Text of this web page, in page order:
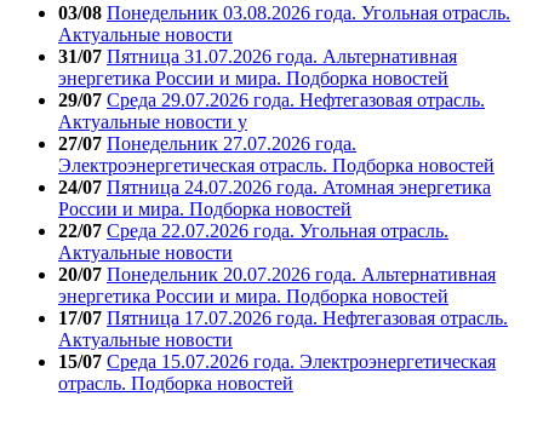
03/08 Понедельник 03.08.2026 года. Угольная отрасль.
Актуальные новости
31/07 Пятница 31.07.2026 года. Альтернативная
энергетика России и мира. Подборка новостей
29/07 Среда 29.07.2026 года. Нефтегазовая отрасль.
Актуальные новости у
27/07 Понедельник 27.07.2026 года.
Электроэнергетическая отрасль. Подборка новостей
24/07 Пятница 24.07.2026 года. Атомная энергетика
России и мира. Подборка новостей
22/07 Среда 22.07.2026 года. Угольная отрасль.
Актуальные новости
20/07 Понедельник 20.07.2026 года. Альтернативная
энергетика России и мира. Подборка новостей
17/07 Пятница 17.07.2026 года. Нефтегазовая отрасль.
Актуальные новости
15/07 Среда 15.07.2026 года. Электроэнергетическая
отрасль. Подборка новостей